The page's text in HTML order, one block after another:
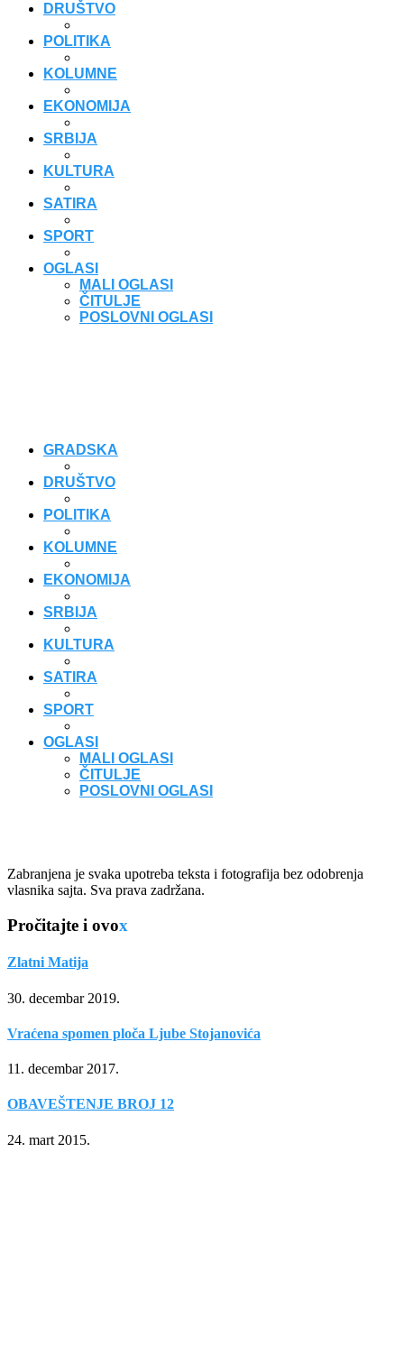
DRUŠTVO
POLITIKA
KOLUMNE
EKONOMIJA
SRBIJA
KULTURA
SATIRA
SPORT
OGLASI
MALI OGLASI
ČITULJE
POSLOVNI OGLASI
GRADSKA
DRUŠTVO
POLITIKA
KOLUMNE
EKONOMIJA
SRBIJA
KULTURA
SATIRA
SPORT
OGLASI
MALI OGLASI
ČITULJE
POSLOVNI OGLASI
Zabranjena je svaka upotreba teksta i fotografija bez odobrenja
vlasnika sajta. Sva prava zadržana.
Pročitajte i ovox
Zlatni Matija
30. decembar 2019.
Vraćena spomen ploča Ljube Stojanovića
11. decembar 2017.
OBAVEŠTENJE BROJ 12
24. mart 2015.